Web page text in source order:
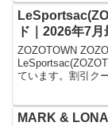
ド｜2026年7
ZOZOTOWN
ています。割引ク
MARK &